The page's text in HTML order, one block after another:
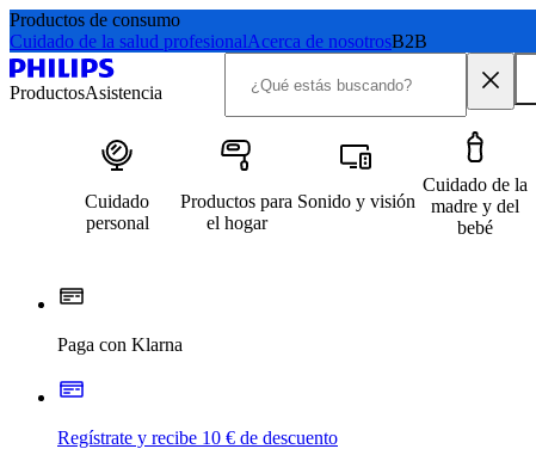
Productos de consumo
Cuidado de la salud profesionalAcerca de nosotrosB2B
ProductosAsistencia
Cuidado
personal
Productos para
el hogar
Sonido y visión
Cuidado de la
madre y del
bebé
Paga con Klarna
Regístrate y recibe 10 € de descuento